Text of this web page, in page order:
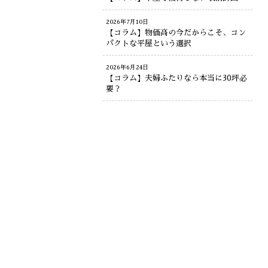
2026年7月10日
【コラム】物価高の今だからこそ、コン
パクトな平屋という選択
2026年6月24日
【コラム】夫婦ふたりなら本当に30坪必
要？